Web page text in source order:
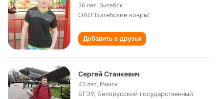
36 лет, Витебск
ОАО"Витебские ковры"
Добавить в друзья
Сергей Станкевич
45 лет, Минск
БГЭУ, Белорусский государственный